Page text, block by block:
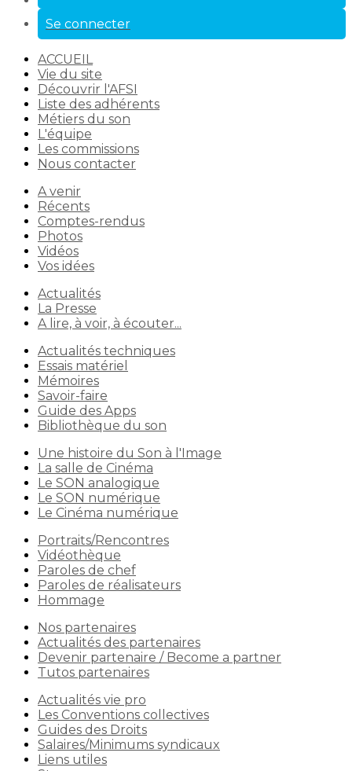
Se connecter
ACCUEIL
Vie du site
Découvrir l'AFSI
Liste des adhérents
Métiers du son
L'équipe
Les commissions
Nous contacter
A venir
Récents
Comptes-rendus
Photos
Vidéos
Vos idées
Actualités
La Presse
A lire, à voir, à écouter...
Actualités techniques
Essais matériel
Mémoires
Savoir-faire
Guide des Apps
Bibliothèque du son
Une histoire du Son à l'Image
La salle de Cinéma
Le SON analogique
Le SON numérique
Le Cinéma numérique
Portraits/Rencontres
Vidéothèque
Paroles de chef
Paroles de réalisateurs
Hommage
Nos partenaires
Actualités des partenaires
Devenir partenaire / Become a partner
Tutos partenaires
Actualités vie pro
Les Conventions collectives
Guides des Droits
Salaires/Minimums syndicaux
Liens utiles